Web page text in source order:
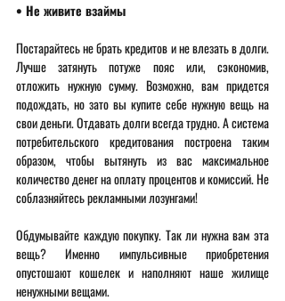
• Не живите взаймы
Постарайтесь не брать кредитов и не влезать в долги.
Лучше затянуть потуже пояс или, сэкономив,
отложить нужную сумму. Возможно, вам придется
подождать, но зато вы купите себе нужную вещь на
свои деньги. Отдавать долги всегда трудно. А система
потребительского кредитования построена таким
образом, чтобы вытянуть из вас максимальное
количество денег на оплату процентов и комиссий. Не
соблазняйтесь рекламными лозунгами!
Обдумывайте каждую покупку. Так ли нужна вам эта
вещь? Именно импульсивные приобретения
опустошают кошелек и наполняют наше жилище
ненужными вещами.